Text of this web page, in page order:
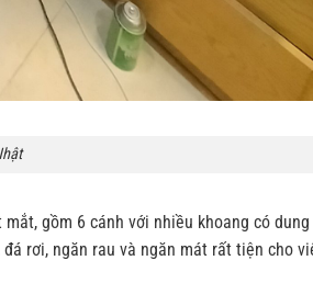
gồm 6 cánh với nhiều khoang có dung
rơi, ngăn rau và ngăn mát rất tiện cho